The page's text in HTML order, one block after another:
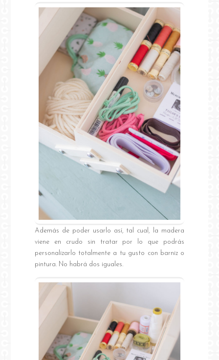
Además de poder usarlo así, tal cual, la madera
viene en crudo sin tratar por lo que podrás
personalizarlo totalmente a tu gusto con barniz o
pintura. No habrá dos iguales.